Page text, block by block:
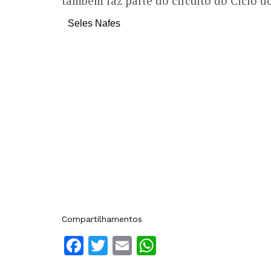
Seles Nafes
Compartilhamentos
Facebook
Twitter
Email